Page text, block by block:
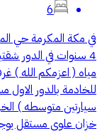
6
في مكة المكرمة حي
مياه ( اعزمكم الله